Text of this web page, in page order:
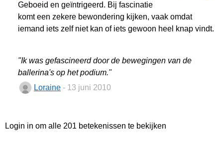
Geboeid en geïntrigeerd. Bij fascinatie
komt een zekere bewondering kijken, vaak omdat
iemand iets zelf niet kan of iets gewoon heel knap vindt.
"Ik was gefascineerd door de bewegingen van de
ballerina's op het podium."
Loraine - 13 juni 2010
Login in om alle 201 betekenissen te bekijken